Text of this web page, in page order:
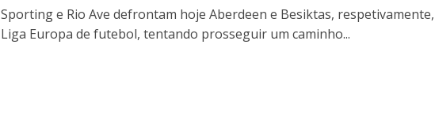
Sporting e Rio Ave defrontam hoje Aberdeen e Besiktas,
Liga Europa de futebol, tentando prosseguir um caminho...